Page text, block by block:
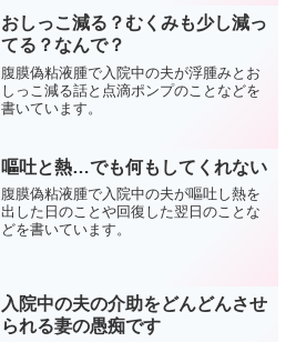
おしっこ減る？むくみも少し減っ
てる？なんで？
腹膜偽粘液腫で入院中の夫が浮腫みとお
しっこ減る話と点滴ポンプのことなどを
書いています。
嘔吐と熱…でも何もしてくれない
腹膜偽粘液腫で入院中の夫が嘔吐し熱を
出した日のことや回復した翌日のことな
どを書いています。
入院中の夫の介助をどんどんさせ
られる妻の愚痴です